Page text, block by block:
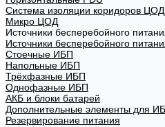
Система изоляции коридоров ЦОД
Микро ЦОД
Источники бесперебойного
Источники бесперебойного
Стоечные ИБП
Напольные ИБП
Трёхфазные ИБП
Однофазные ИБП
АКБ и блоки батарей
Дополнительные элементы для
Резервирование питания